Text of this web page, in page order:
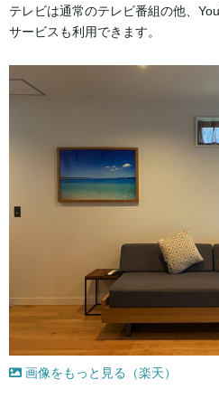
テレビは通常のテレビ番組の他、
サービスも利用できます。
画像をもっと見る（楽天）